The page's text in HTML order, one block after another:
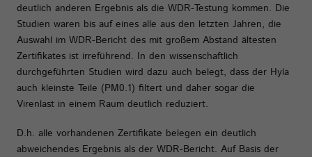
deutlich anderen Ergebnis als die WDR-Testung kommen. Die
Studien waren bis auf eines alle aus den letzten Jahren, die
Auswahl im WDR-Bericht des mit großem Abstand ältesten
Zertifikates ist irreführend. In den wissenschaftlich
durchgeführten Studien wird dazu auch belegt, dass der Hyla
auch kleinste Teile (PM0.1) filtert und daher sogar die
Virenlast in einem Raum deutlich reduziert.
D.h. alle vorhandenen Zertifikate belegen ein deutlich
abweichendes Ergebnis als der WDR-Bericht. Auf Basis der